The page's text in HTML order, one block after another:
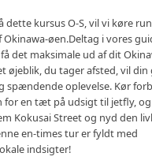
dette kursus O-S, vil vi køre
øen.Deltag i vores
det maksimale ud af dit
øjeblik, du tager afsted, vil din
spændende oplevelse. Kør
for en tæt på udsigt til jetfly,
Kokusai Street og nyd den
en-times tur er fyldt med
indsigter!